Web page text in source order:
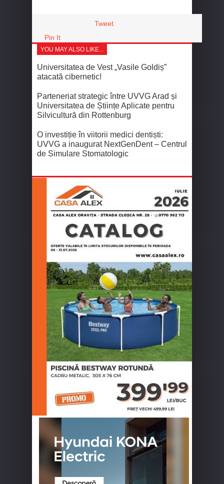
Tweet
Pin It
YOU MAY ALSO LIKE...
Universitatea de Vest „Vasile Goldiș”
atacată cibernetic!
Parteneriat strategic între UVVG Arad și
Universitatea de Științe Aplicate pentru
Silvicultură din Rottenburg
O investiție în viitorii medici dentiști:
UVVG a inaugurat NextGenDent – Centrul
de Simulare Stomatologic